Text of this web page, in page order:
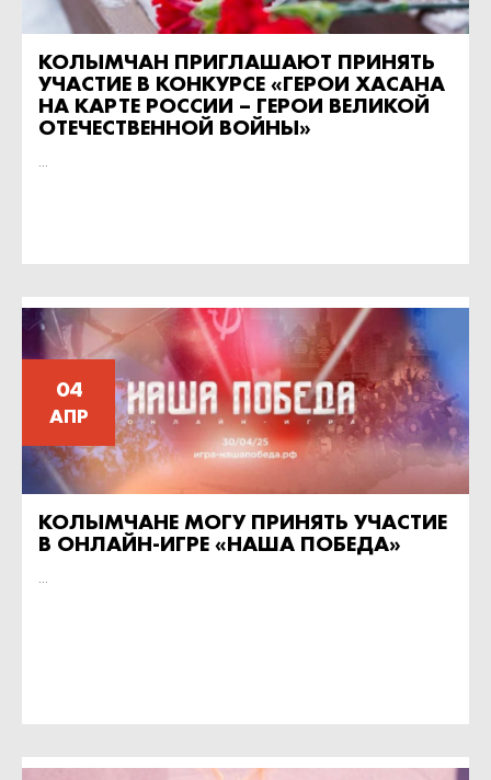
КОЛЫМЧАН ПРИГЛАШАЮТ ПРИНЯТЬ
УЧАСТИЕ В КОНКУРСЕ «ГЕРОИ ХАСАНА
НА КАРТЕ РОССИИ – ГЕРОИ ВЕЛИКОЙ
ОТЕЧЕСТВЕННОЙ ВОЙНЫ»
...
04
АПР
КОЛЫМЧАНЕ МОГУ ПРИНЯТЬ УЧАСТИЕ
В ОНЛАЙН-ИГРЕ «НАША ПОБЕДА»
...